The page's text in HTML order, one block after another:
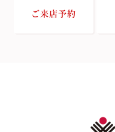
ご来店予約